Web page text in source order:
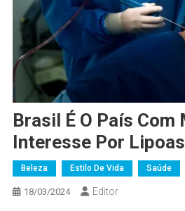
Brasil É O País Com
Interesse Por
Beleza Estilo De Vida Saúde
18/03/2024 Editor